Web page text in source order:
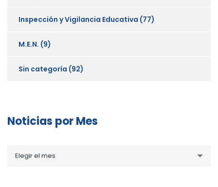
Inspección y Vigilancia Educativa (77)
M.E.N. (9)
Sin categoría (92)
Noticias por Mes
porElegir el mes